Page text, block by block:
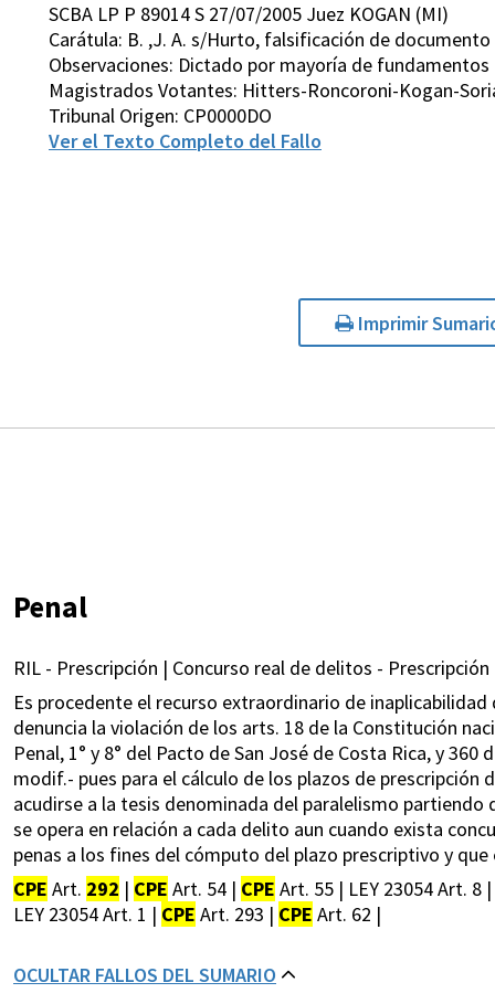
SCBA LP P 89014 S 27/07/2005 Juez KOGAN (MI)
Carátula: B. ,J. A. s/Hurto, falsificación de
Observaciones: Dictado por mayoría de fundamentos
Magistrados Votantes: Hitters-Roncoroni-Kogan-
Tribunal Origen: CP0000DO
Ver el Texto Completo del Fallo
Imprimir
Penal
RIL - Prescripción | Concurso real de delitos - Prescripción
Es procedente el recurso extraordinario de
denuncia la violación de los arts. 18 de la Constitución
Penal, 1° y 8° del Pacto de San José de Costa Rica, y
modif.- pues para el cálculo de los plazos de prescripción
acudirse a la tesis denominada del paralelismo partiendo
se opera en relación a cada delito aun cuando exista
penas a los fines del cómputo del plazo prescriptivo y
CPE Art. 292 | CPE Art. 54 | CPE Art. 55 | LEY 23054 Art. 8
LEY 23054 Art. 1 | CPE Art. 293 | CPE Art. 62 |
OCULTAR FALLOS DEL SUMARIO